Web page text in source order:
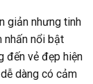
giản nhưng tinh
nhấn nổi bật
đến vẻ đẹp hiện
dàng có cảm